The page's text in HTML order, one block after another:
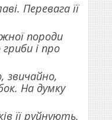
Перевага її
породи
і про
звичайно,
На думку
її руйнують.